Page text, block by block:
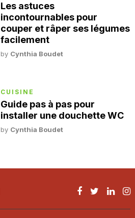
Les astuces
incontournables pour
couper et râper ses légumes
facilement
by Cynthia Boudet
CUISINE
Guide pas à pas pour
installer une douchette WC
by Cynthia Boudet